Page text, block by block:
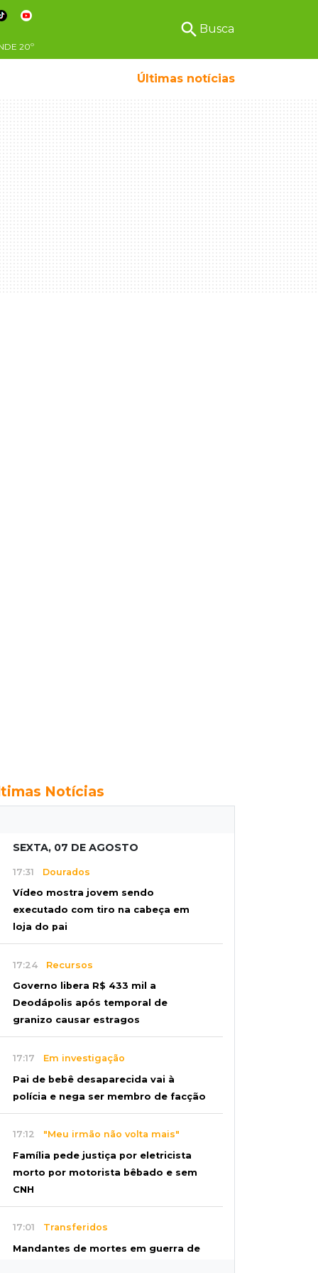
20º
search Busca
Últimas notícias
Notícias
SEXTA, 07 DE AGOSTO
17:31 Dourados
Vídeo mostra jovem sendo
executado com tiro na cabeça em
loja do pai
17:24 Recursos
Governo libera R$ 433 mil a
Deodápolis após temporal de
granizo causar estragos
17:17 Em investigação
Pai de bebê desaparecida vai à
polícia e nega ser membro de facção
17:12 "Meu irmão não volta mais"
Família pede justiça por eletricista
morto por motorista bêbado e sem
CNH
17:01 Transferidos
Mandantes de mortes em guerra de